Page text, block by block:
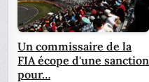
Un commissaire de la
FIA écope d'une sanction
pour…